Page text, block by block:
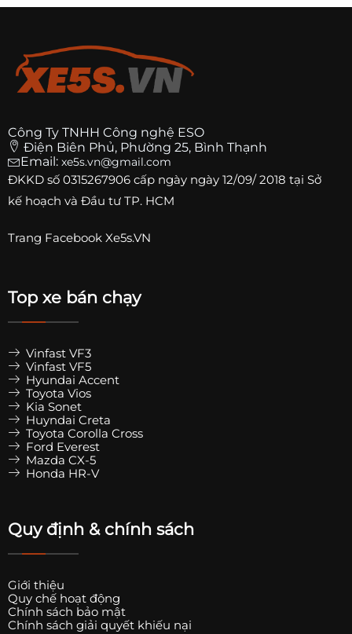
Công Ty TNHH Công nghệ ESO
Điện Biên Phủ, Phường 25, Bình Thạnh
Email: xe5s.vn@gmail.com
ĐKKD số 0315267906 cấp ngày ngày 12/09/ 2018 tại Sở
kế hoạch và Đầu tư TP. HCM
Trang Facebook Xe5s.VN
Top xe bán chạy
Vinfast VF3
Vinfast VF5
Hyundai Accent
Toyota Vios
Kia Sonet
Huyndai Creta
Toyota Corolla Cross
Ford Everest
Mazda CX-5
Honda HR-V
Quy định & chính sách
Giới thiệu
Quy chế hoạt động
Chính sách bảo mật
Chính sách giải quyết khiếu nại